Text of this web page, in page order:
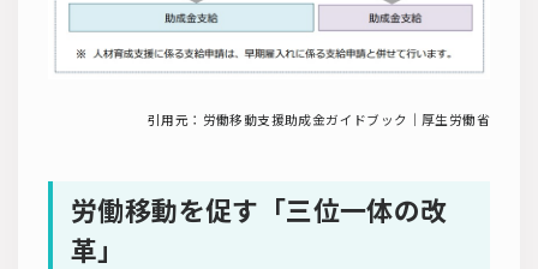
引用元： 労働移動支援助成金ガイドブック｜厚生労働省
労働移動を促す「三位一体の改
革」